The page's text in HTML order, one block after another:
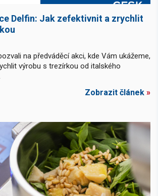
Delfin: Jak zefektivnit a zrychlit
na předváděcí akci, kde Vám ukážeme,
výrobu s trezírkou od italského
Zobrazit článek »